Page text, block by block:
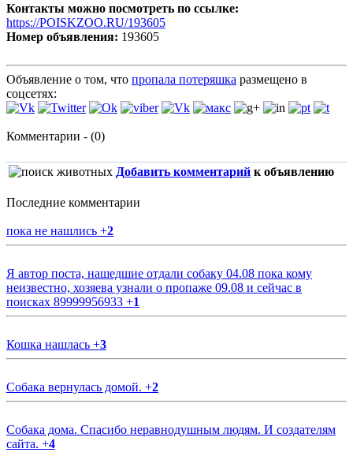
Контакты можно посмотреть по ссылке:
https://POISKZOO.RU/193605
Номер объявления: 193605
Объявление о том, что пропала потеряшка размещено в
соцсетях:
Комментарии - (0)
Добавить комментарий к объявлению
Последние комментарии
пока не нашлись +2
Я автор поста, нашедшие отдали собаку 04.08 пока кому
неизвестно, хозяева узнали о пропаже 09.08 и сейчас в
поисках 89999956933 +1
Кошка нашлась +3
Собака вернулась домой. +2
Собака дома. Спасибо неравнодушным людям. И создателям
сайта. +4